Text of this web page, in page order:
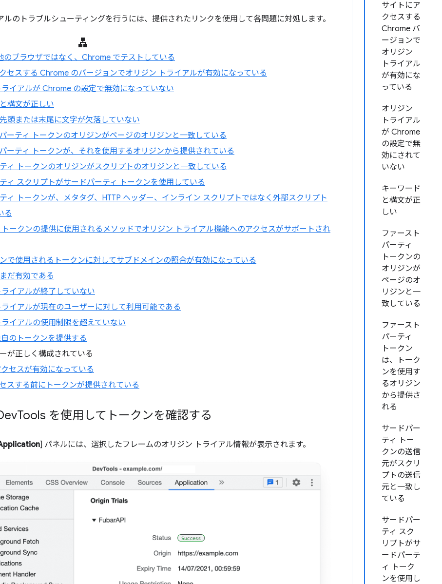
サイトにア
クセスする
Chrome バ
ージョンで
オリジン
トライアル
が有効にな
っている
オリジン
トライアル
が Chrome
の設定で無
効にされて
いない
キーワード
と構文が正
しい
ファースト
パーティ
トークンの
オリジンが
ページのオ
リジンと一
致している
ファースト
パーティ
トークン
は、トーク
ンを使用す
るオリジン
から提供さ
れる
サードパー
ティ トー
クンの送信
元がスクリ
プトの送信
元と一致し
ている
サードパー
ティ スク
リプトがサ
ードパーテ
ィ トーク
ンを使用し
ルのトラブルシューティングを行うには、提供されたリンクを使用して各問題に対処します。
のブラウザではなく、Chrome でテストしている
セスする Chrome のバージョンでオリジン トライアルが有効になっている
イアルが Chrome の設定で無効になっていない
構文が正しい
頭または末尾に文字が欠落していない
ーティ トークンのオリジンがページのオリジンと一致している
ーティ トークンが、それを使用するオリジンから提供されている
ィ トークンのオリジンがスクリプトのオリジンと一致している
ィ スクリプトがサードパーティ トークンを使用している
ィ トークンが、メタタグ、HTTP ヘッダー、インライン スクリプトではなく外部スクリプト
る
トークンの提供に使用されるメソッドでオリジン トライアル機能へのアクセスがサポートされ
で使用されるトークンに対してサブドメインの照合が有効になっている
だ有効である
イアルが終了していない
イアルが現在のユーザーに対して利用可能である
イアルの使用制限を超えていない
のトークンを提供する
が正しく構成されている
セスが有効になっている
スする前にトークンが提供されている
Tools を使用してトークンを確認する
] パネルには、選択したフレームのオリジン トライアル情報が表示されます。